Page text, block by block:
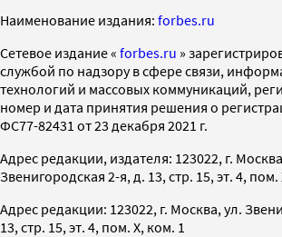
Наименование издания: forbes.ru
Cетевое издание « forbes.ru »
службой по надзору в сфере связи,
технологий и массовых коммуникаций,
номер и дата принятия решения о
ФС77-82431 от 23 декабря 2021 г.
Адрес редакции, издателя: 123022, г.
Звенигородская 2-я, д. 13, стр. 15, эт. 4, пом.
Адрес редакции: 123022, г. Москва, ул.
13, стр. 15, эт. 4, пом. X, ком. 1